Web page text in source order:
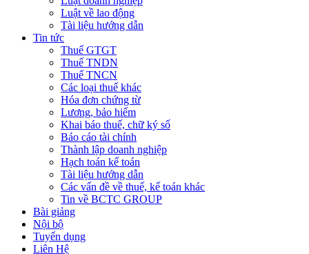
Luật về lao động
Tài liệu hướng dẫn
Tin tức
Thuế GTGT
Thuế TNDN
Thuế TNCN
Các loại thuế khác
Hóa đơn chứng từ
Lương, bảo hiểm
Khai báo thuế, chữ ký số
Báo cáo tài chính
Thành lập doanh nghiệp
Hạch toán kế toán
Tài liệu hướng dẫn
Các vấn đề về thuế, kế toán khác
Tin về BCTC GROUP
Bài giảng
Nội bộ
Tuyển dụng
Liên Hệ